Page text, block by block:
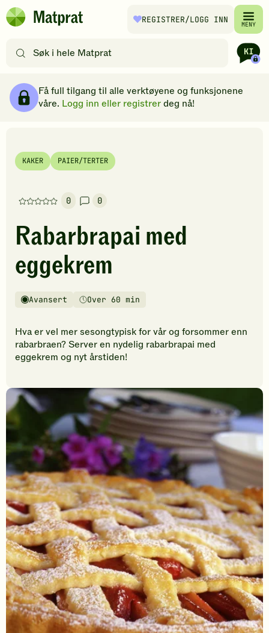
Hopp til hovedinnhold
Matprat
REGISTRER/LOGG INN MENY
etter
filtre
Få full tilgang til alle verktøyene og funksjonene
våre. Logg inn eller registrerdeg nå!
KAKER PAIER/TERTER
0
Denne
har
foreløpig
ingen
vurderinger.
den
til
å
vurdere
denne
0
Rabarbrapai med
eggekrem
Vanskelighetsgrad
Avansert
Tilberedningstid Over 60 min
Hva er vel mer sesongtypisk for vår og forsommer enn
rabarbraen? Server en nydelig rabarbrapai med
eggekrem og nyt årstiden!